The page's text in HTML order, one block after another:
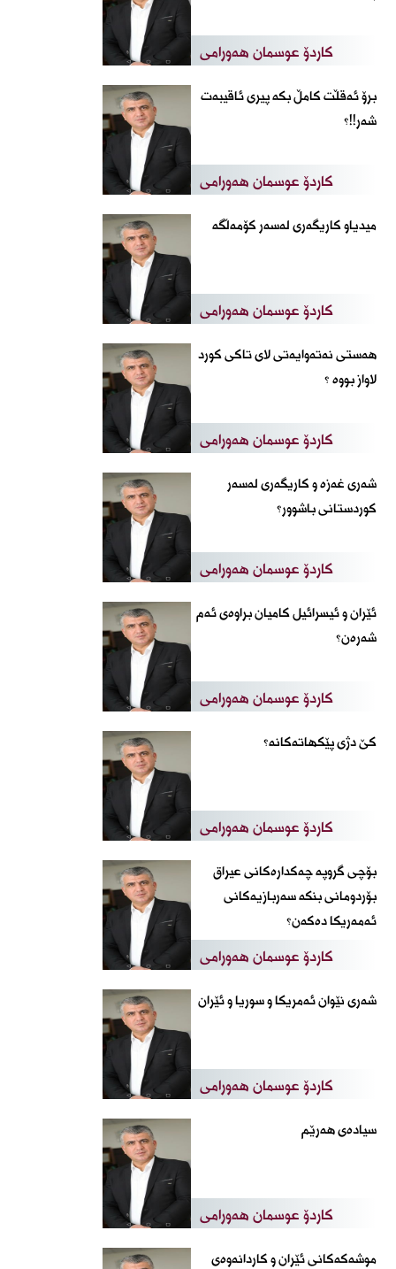
کاردۆ عوسمان هەورامی
برۆ ئەقڵت کامڵ بکە پیری ئاقیبەت
شەر!!؟
کاردۆ عوسمان هەورامی
میدیاو کاریگەری لەسەر کۆمەڵگە
کاردۆ عوسمان هەورامی
هەستی نەتەوایەتی لای تاکی کورد
لاواز بووە ؟
کاردۆ عوسمان هەورامی
شەری غەزە و کاریگەری لەسەر
کوردستانی باشوور؟
کاردۆ عوسمان هەورامی
ئێران و ئیسرائیل کامیان براوەی ئەم
شەرەن؟
کاردۆ عوسمان هەورامی
كێ‌ دژی پێكهاته‌كانه‌؟
کاردۆ عوسمان هەورامی
بۆچی گروپە چەکدارەکانی عیراق
بۆردومانی بنکە سەربازیەکانی
ئەمەریکا دەکەن؟
کاردۆ عوسمان هەورامی
شەری نێوان ئەمریکا و سوریا و ئێران
کاردۆ عوسمان هەورامی
سیادەی هەرێم
کاردۆ عوسمان هەورامی
موشەکەکانی ئێران و کاردانەوەی